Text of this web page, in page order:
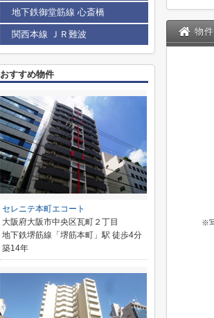
物
※
地下鉄御堂筋線 心斎橋
関西本線 ＪＲ難波
おすすめ物件
セレニテ本町エコート
大阪府大阪市中央区瓦町２丁目
地下鉄堺筋線「堺筋本町」駅 徒歩4分
築14年